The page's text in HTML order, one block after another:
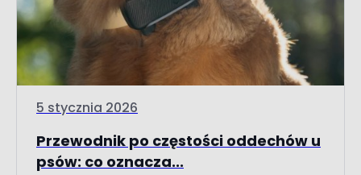
5 stycznia 2026
Przewodnik po częstości oddechów u
psów: co oznacza...